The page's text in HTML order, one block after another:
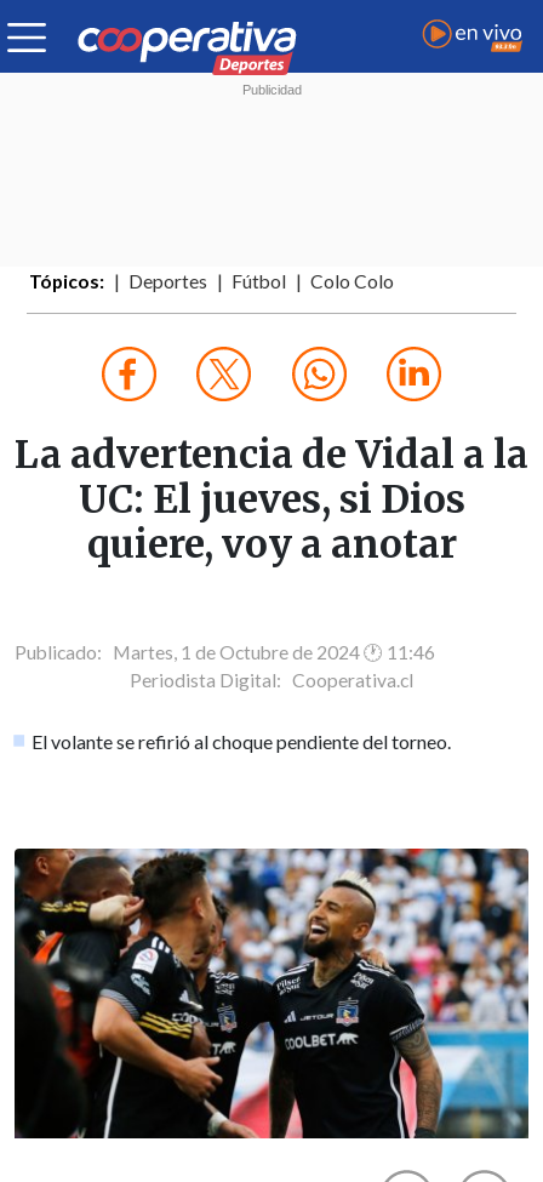
Tópicos: Deportes Fútbol Colo Colo
La advertencia de Vidal a la
UC: El jueves, si Dios
quiere, voy a anotar
Publicado: Martes, 1 de Octubre de 2024 🕐 11:46
Periodista Digital: Cooperativa.cl
El volante se refirió al choque pendiente del torneo.